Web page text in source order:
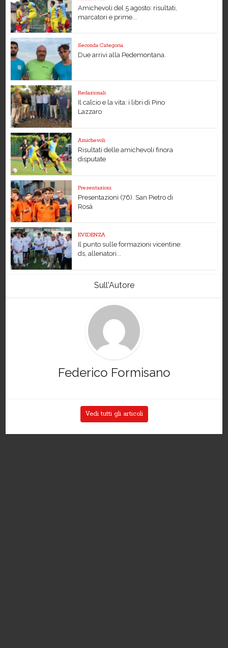
Amichevoli del 5 agosto: risultati,
marcatori e prime...
Seconda Categoria
Due arrivi alla Pedemontana.
Redazionali
Il calcio e la vita: i libri di Pino
Lazzaro
Amichevoli
Risultati delle amichevoli finora
disputate
Presentazioni
Presentazioni (76). San Pietro di
Rosà
EVIDENZA
Il punto sulle formazioni vicentine:
ds, allenatori...
Sull'Autore
Federico Formisano
Vedi tutti gli articoli